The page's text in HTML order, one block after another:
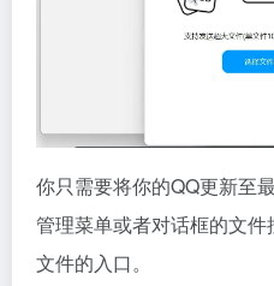
你只需要将你的QQ更新至
管理菜单或者对话框的文
文件的入口。